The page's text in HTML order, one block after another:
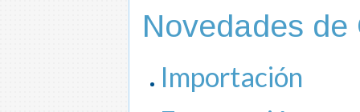
Novedades de
Importación